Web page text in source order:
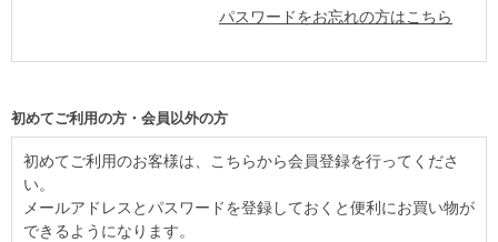
パスワードをお忘れの方はこちら
初めてご利用の方・会員以外の方
初めてご利用のお客様は、こちらから会員登録を行ってくださ
い。
メールアドレスとパスワードを登録しておくと便利にお買い物が
できるようになります。